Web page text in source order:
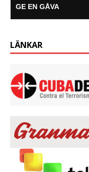
GE EN GÅVA
LÄNKAR